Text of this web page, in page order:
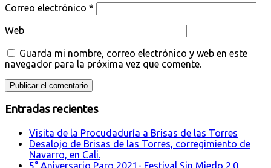
Correo electrónico *
Web
Guarda mi nombre, correo electrónico y web en este
navegador para la próxima vez que comente.
Entradas recientes
Visita de la Procudaduría a Brisas de las Torres
Desalojo de Brisas de las Torres, corregimiento de
Navarro, en Cali.
5° Aniversario Paro 2021- Festival Sin Miedo 2.0